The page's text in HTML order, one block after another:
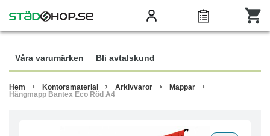
Våra varumärken Bli avtalskund
Hem Kontorsmaterial Arkivvaror
Mappar
Hängmapp Bantex Eco Röd A4